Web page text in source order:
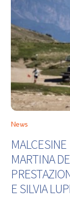
News
MARTINA
E SILVIA LUPI